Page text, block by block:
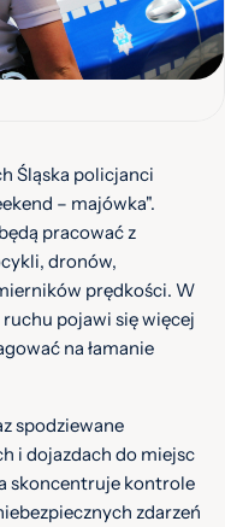
Śląska policjanci
– majówka".
pracować z
dronów,
prędkości. W
pojawi się więcej
na łamanie
spodziewane
i dojazdach do miejsc
skoncentruje kontrole
zdarzeń